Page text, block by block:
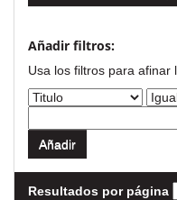
Añadir filtros:
Usa los filtros para afinar
Resultados por página